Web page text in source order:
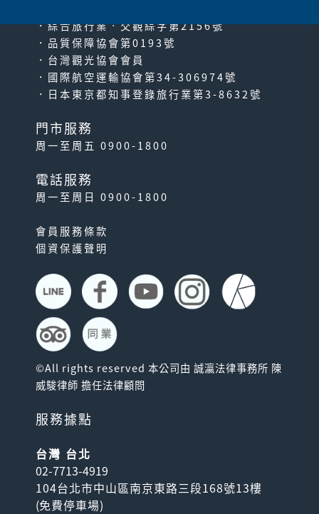
．綜合旅行業‧交觀綜字第2156號
．品質保障協會第0193號
．台灣觀光協會會員
．國際航空運輸協會第34-306974號
．日本東京都知事登錄旅行業第3-8632號
門市服務
周一至周五 0900-1800
電話服務
周一至周日 0900-1800
會員服務條款
個資保護聲明
©All rights reserved 本公司由 誠瀛法律事務所 陳
威駿律師 擔任法律顧問
服務據點
台灣 台北
02-7713-4919
104台北市中山區南京東路三段168號13樓
(免費停車場)